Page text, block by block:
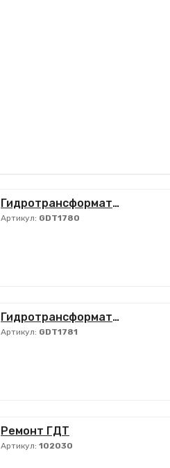
Гидротрансформатор
Артикул: GDT1780
Гидротрансформатор
Артикул: GDT1781
Ремонт ГДТ
Артикул: 102030